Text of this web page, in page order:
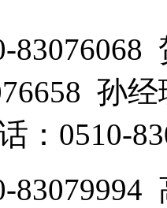
孙
：0510-